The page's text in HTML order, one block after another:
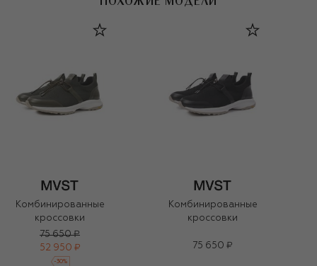
Комбинированные
кроссовки
75 650 ₽
52 950 ₽
-30%
Комбинированные
кроссовки
75 650 ₽